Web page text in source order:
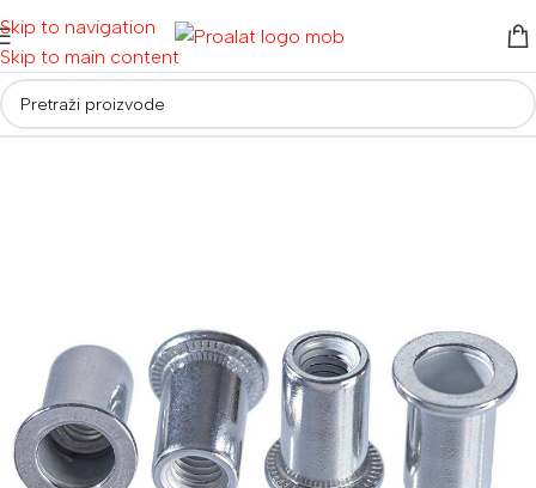
Skip to navigation
Skip to main content
Početna/ Ručni alati i oprema